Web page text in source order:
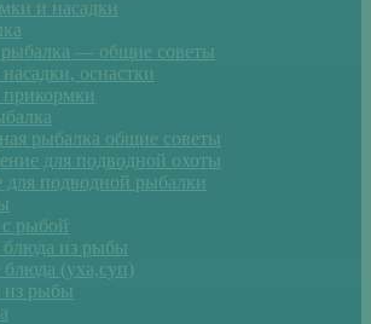
и насадки
— общие советы
оснастки
рыбалка общие советы
для подводной охоты
подводной рыбалки
рыбой
из рыбы
(уха,суп)
из рыбы